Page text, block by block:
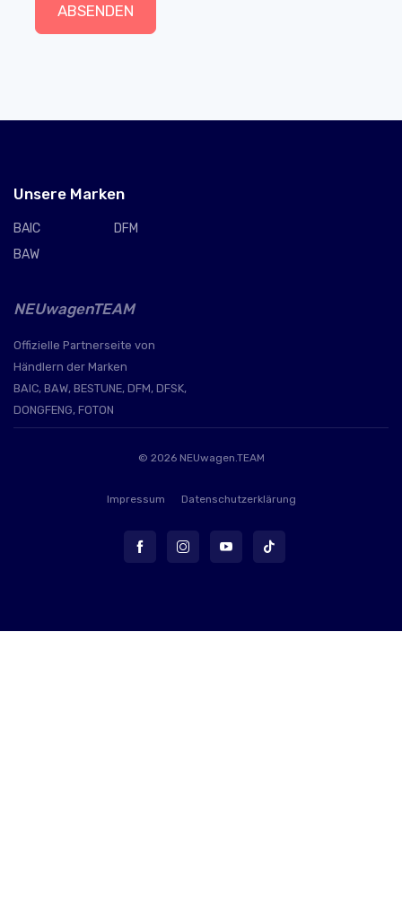
ABSENDEN
Unsere Marken
BAIC
BAW
DFM
NEUwagenTEAM
Offizielle Partnerseite von
Händlern der Marken
BAIC, BAW, BESTUNE, DFM, DFSK,
DONGFENG, FOTON
© 2026 NEUwagen.TEAM
Impressum Datenschutzerklärung